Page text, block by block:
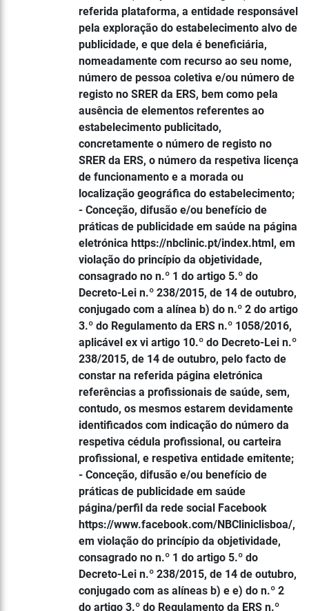
referida plataforma, a entidade responsável
pela exploração do estabelecimento alvo de
publicidade, e que dela é beneficiária,
nomeadamente com recurso ao seu nome,
número de pessoa coletiva e/ou número de
registo no SRER da ERS, bem como pela
ausência de elementos referentes ao
estabelecimento publicitado,
concretamente o número de registo no
SRER da ERS, o número da respetiva licença
de funcionamento e a morada ou
localização geográfica do estabelecimento;
- Conceção, difusão e/ou benefício de
práticas de publicidade em saúde na página
eletrónica https://nbclinic.pt/index.html, em
violação do princípio da objetividade,
consagrado no n.º 1 do artigo 5.º do
Decreto-Lei n.º 238/2015, de 14 de outubro,
conjugado com a alínea b) do n.º 2 do artigo
3.º do Regulamento da ERS n.º 1058/2016,
aplicável ex vi artigo 10.º do Decreto-Lei n.º
238/2015, de 14 de outubro, pelo facto de
constar na referida página eletrónica
referências a profissionais de saúde, sem,
contudo, os mesmos estarem devidamente
identificados com indicação do número da
respetiva cédula profissional, ou carteira
profissional, e respetiva entidade emitente;
- Conceção, difusão e/ou benefício de
práticas de publicidade em saúde
página/perfil da rede social Facebook
https://www.facebook.com/NBCliniclisboa/,
em violação do princípio da objetividade,
consagrado no n.º 1 do artigo 5.º do
Decreto-Lei n.º 238/2015, de 14 de outubro,
conjugado com as alíneas b) e e) do n.º 2
do artigo 3.º do Regulamento da ERS n.º